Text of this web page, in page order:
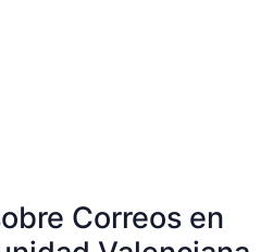
Correos en